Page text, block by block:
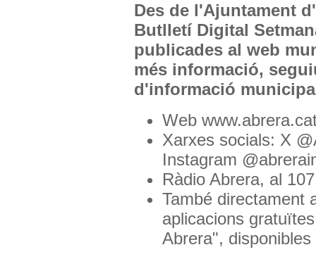
Des de l'Ajuntament
Butlletí Digital
publicades al web
més informació,
d'informació
Web
Xarxes socials: X
Instagram
Ràdio Abrera, al
També directament
aplicacions
Abrera",